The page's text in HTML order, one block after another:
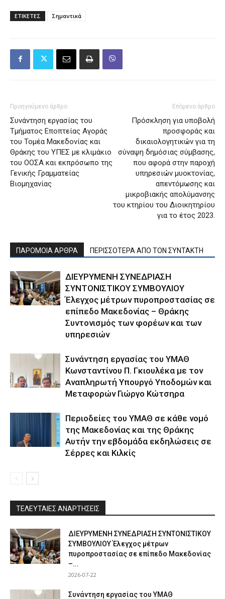
ΕΤΙΚΕΤΕΣ Σημαντικά
Προηγούμενο άρθρο
Συνάντηση εργασίας του
Τμήματος Εποπτείας Αγοράς
του Τομέα Μακεδονίας και
Θράκης του ΥΠΕΣ με κλιμάκιο
του ΟΟΣΑ και εκπρόσωπο της
Γενικής Γραμματείας
Βιομηχανίας
Επόμενο άρθρο
Πρόσκληση για υποβολή
προσφοράς και
δικαιολογητικών για τη
σύναψη δημόσιας σύμβασης,
που αφορά στην παροχή
υπηρεσιών μυοκτονίας,
απεντόμωσης και
μικροβιακής απολύμανσης
του κτηρίου του Διοικητηρίου
για το έτος 2023.
ΠΑΡΟΜΟΙΑ ΑΡΘΡΑ ΠΕΡΙΣΣΟΤΕΡΑ ΑΠΟ ΤΟΝ ΣΥΝΤΑΚΤΗ
ΔΙΕΥΡΥΜΕΝΗ ΣΥΝΕΔΡΙΑΣΗ
ΣΥΝΤΟΝΙΣΤΙΚΟΥ ΣΥΜΒΟΥΛΙΟΥ
Έλεγχος μέτρων πυροπροστασίας σε
επίπεδο Μακεδονίας – Θράκης
Συντονισμός των φορέων και των
υπηρεσιών
Συνάντηση εργασίας του ΥΜΑΘ
Κωνσταντίνου Π. Γκιουλέκα με τον
Αναπληρωτή Υπουργό Υποδομών και
Μεταφορών Γιώργο Κώτσηρα
Περιοδείες του ΥΜΑΘ σε κάθε νομό
της Μακεδονίας και της Θράκης
Αυτήν την εβδομάδα εκδηλώσεις σε
Σέρρες και Κιλκίς
ΤΕΛΕΥΤΑΙΕΣ ΑΝΑΡΤΗΣΕΙΣ
ΔΙΕΥΡΥΜΕΝΗ ΣΥΝΕΔΡΙΑΣΗ ΣΥΝΤΟΝΙΣΤΙΚΟΥ
ΣΥΜΒΟΥΛΙΟΥ Έλεγχος μέτρων
πυροπροστασίας σε επίπεδο Μακεδονίας
–...
2026-07-22
Συνάντηση εργασίας του ΥΜΑΘ